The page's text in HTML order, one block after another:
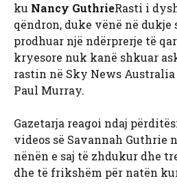
ku Nancy GuthrieRasti i
qëndron, duke vënë në
prodhuar një ndërprerje të
kryesore nuk kanë shkuar
rastin në Sky News
Paul Murray.
Gazetarja reagoi ndaj
videos së Savannah Guthrie
nënën e saj të zhdukur dhe
dhe të frikshëm për natën